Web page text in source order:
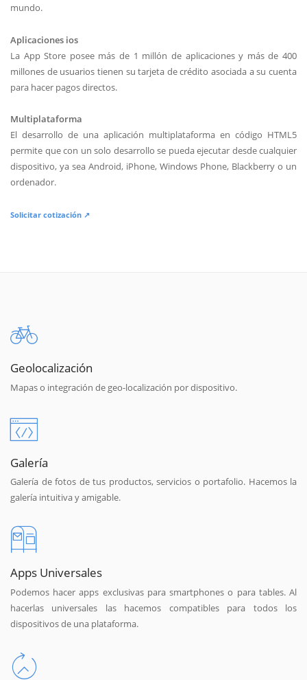
mundo.
Aplicaciones ios
La App Store posee más de 1 millón de aplicaciones y más de 400
millones de usuarios tienen su tarjeta de crédito asociada a su cuenta
para hacer pagos directos.
Multiplataforma
El desarrollo de una aplicación multiplataforma en código HTML5
permite que con un solo desarrollo se pueda ejecutar desde cualquier
dispositivo, ya sea Android, iPhone, Windows Phone, Blackberry o un
ordenador.
Solicitar cotización ↗
Geolocalización
Mapas o integración de geo-localización por dispositivo.
Galería
Galería de fotos de tus productos, servicios o portafolio. Hacemos la
galería intuitiva y amigable.
Apps Universales
Podemos hacer apps exclusivas para smartphones o para tables. Al
hacerlas universales las hacemos compatibles para todos los
dispositivos de una plataforma.